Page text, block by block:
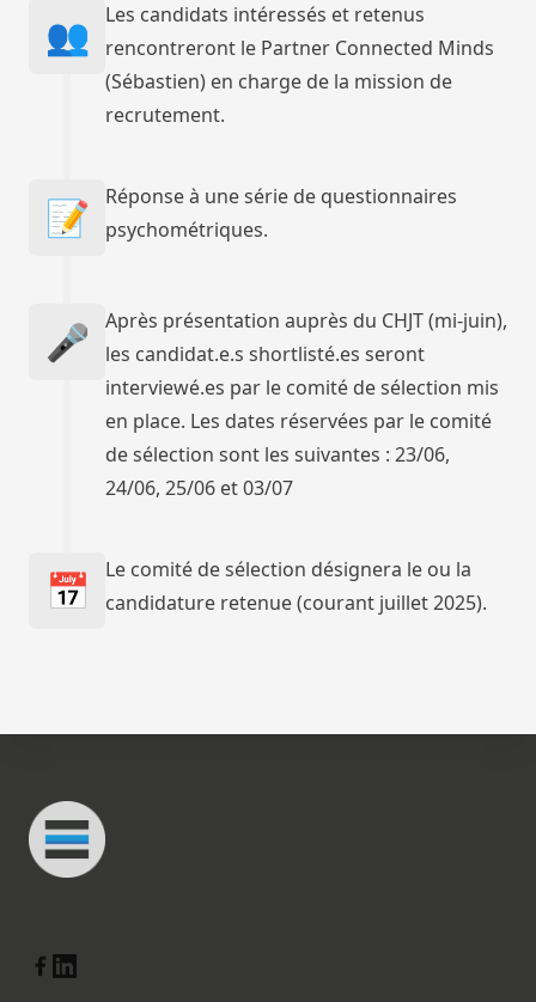
👥
Les candidats intéressés et retenus
rencontreront le Partner Connected Minds
(Sébastien) en charge de la mission de
recrutement.
📝
Réponse à une série de questionnaires
psychométriques.
🎤
Après présentation auprès du CHJT (mi-juin),
les candidat.e.s shortlisté.es seront
interviewé.es par le comité de sélection mis
en place. Les dates réservées par le comité
de sélection sont les suivantes : 23/06,
24/06, 25/06 et 03/07
📅
Le comité de sélection désignera le ou la
candidature retenue (courant juillet 2025).
Connected Minds
Linkedin